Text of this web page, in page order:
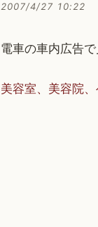
2007/4/27 10:22
電車の車内広告で
美容室、美容院